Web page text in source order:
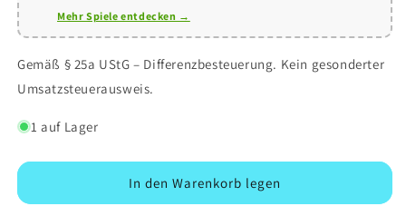
Mehr Spiele entdecken →
Gemäß § 25a UStG – Differenzbesteuerung. Kein gesonderter
Umsatzsteuerausweis.
1 auf Lager
In den Warenkorb legen